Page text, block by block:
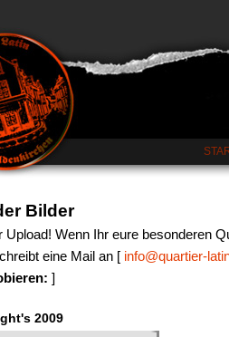
Bilder
Upload! Wenn Ihr eure besonderen
eine Mail an [ info@quartier-
]
2009